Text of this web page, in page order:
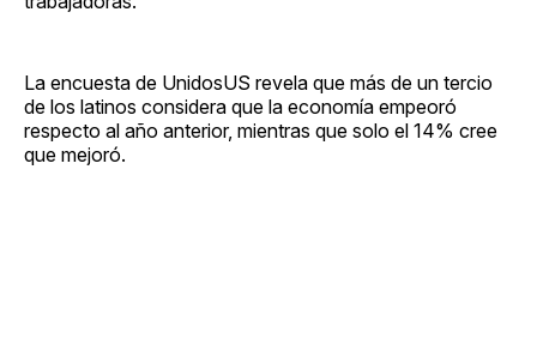
La encuesta de UnidosUS revela que más de un tercio
de los latinos considera que la economía empeoró
respecto al año anterior, mientras que solo el 14% cree
que mejoró.